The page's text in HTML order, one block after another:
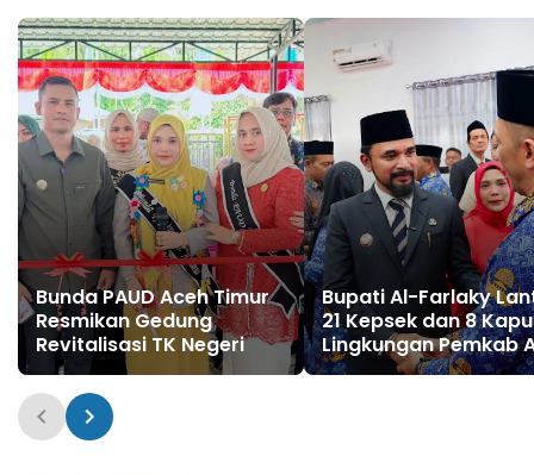
Bunda PAUD Aceh Timur
Resmikan Gedung
Revitalisasi TK Negeri
Bupati Al-Farlaky
21 Kepsek dan 8
Lingkungan Pemkab